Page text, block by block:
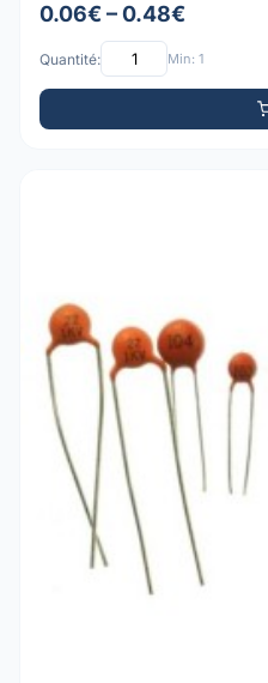
0.06€ – 0.48€
Quantité: Min: 1